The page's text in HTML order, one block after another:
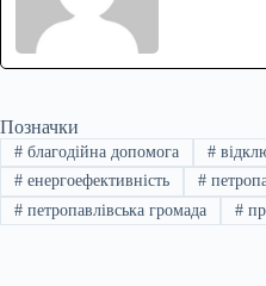
Позначки
#благодійна допомога #
#енергоефективність #
#петропавлівська громада #